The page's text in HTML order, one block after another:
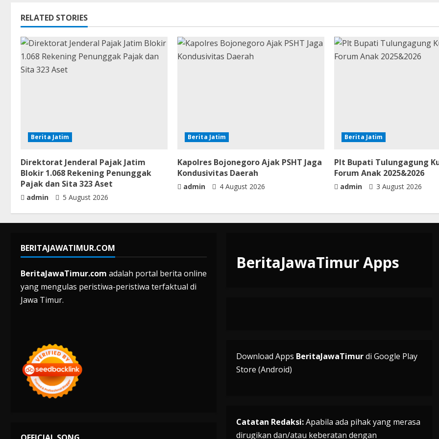
RELATED STORIES
Berita Jatim
Direktorat Jenderal Pajak Jatim
Blokir 1.068 Rekening Penunggak
Pajak dan Sita 323 Aset
admin 5 August 2026
Berita Jatim
Kapolres Bojonegoro Ajak PSHT Jaga
Kondusivitas Daerah
admin 4 August 2026
Berita Jatim
Plt Bupati Tulungagung
Forum Anak 2025&2026
admin 3 August 2026
BERITAJAWATIMUR.COM
BeritaJawaTimur.com adalah portal berita online
yang mengulas peristiwa-peristiwa terfaktual di
Jawa Timur.
BeritaJawaTimur Apps
Download Apps BeritaJawaTimurdi Google Play
Store (Android)
Catatan Redaksi:Apabila ada pihak yang merasa
dirugikan dan/atau keberatan dengan